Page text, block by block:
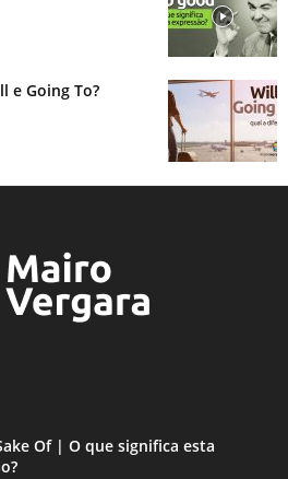
e Going To?
Of | O que significa esta